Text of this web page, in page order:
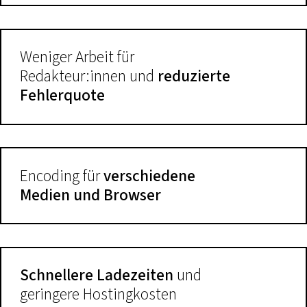
Weniger Arbeit für
Redakteur:innen und reduzierte
Fehlerquote
Encoding fürverschiedene
Medien und Browser
Schnellere Ladezeiten und
geringere Hostingkosten